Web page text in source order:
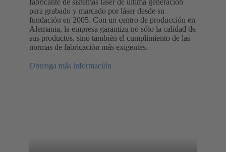
para grabado y marcado por láser desde su
fundación en 2005. Con un centro de producción en
Alemania, la empresa garantiza no sólo la calidad de
sus productos, sino también el cumplimiento de las
normas de fabricación más exigentes.
Obtenga más información